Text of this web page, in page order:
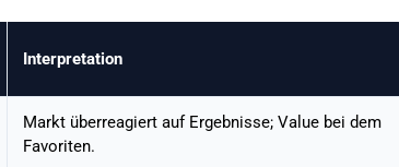
Interpretation
Markt überreagiert auf Ergebnisse; Value bei dem
Favoriten.